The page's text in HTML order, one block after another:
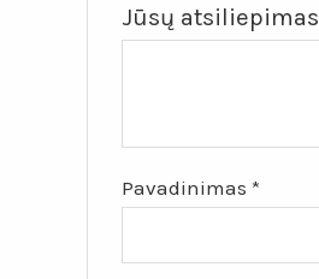
Jūsų atsiliepimas
Pavadinimas*